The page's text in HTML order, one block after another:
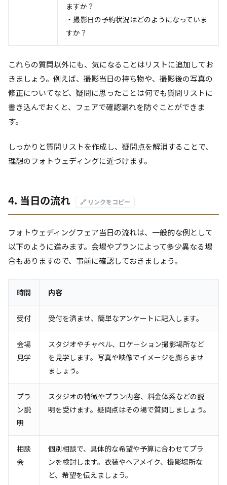
ますか？
・撮影日の予約状況はどのようになっていま
すか？
これらの質問以外にも、気になることはリストに追加してお
きましょう。例えば、撮影当日の持ち物や、撮影後の写真の
修正についてなど、疑問に思ったことは何でも質問リストに
書き込んでおくと、フェアで確認漏れを防ぐことができま
す。
しっかりと質問リストを作成し、疑問点を解消することで、
理想のフォトウェディングに近づけます。
4. 当日の流れ 🔗 リンクをコピー
フォトウェディングフェア当日の流れは、一般的な例として
以下のように進みます。会場やプランによって多少異なる場
合もありますので、事前に確認しておきましょう。
時間 内容
受付 受付を済ませ、簡単なアンケートに記入します。
会場
見学
スタジオやチャペル、ロケーション撮影場所など
を見学します。写真や映像でイメージを膨らませ
ましょう。
プラ
ン説
明
スタジオの特徴やプラン内容、料金体系などの説
明を受けます。疑問点はその場で質問しましょう。
相談
会
個別相談で、具体的な希望や予算に合わせてプラ
ンを検討します。衣装やヘアメイク、撮影場所な
ど、希望を伝えましょう。